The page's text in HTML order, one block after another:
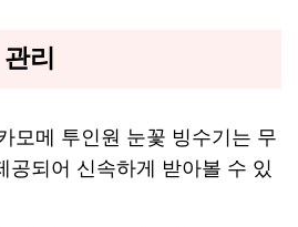
리
모메 투인원 눈꽃 빙수기는 무
공되어 신속하게 받아볼 수 있